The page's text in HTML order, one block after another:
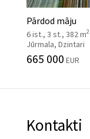
Pārdod māju
6 ist., 3 st., 382 m2
Jūrmala, Dzintari
665 000 EUR
Kontakti